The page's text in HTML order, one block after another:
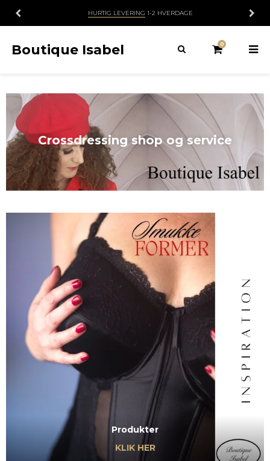
14 DAGESFORTRYDELSESRET
Boutique Isabel 0
Crossdressing shop og service
Produkter
KLIK HER